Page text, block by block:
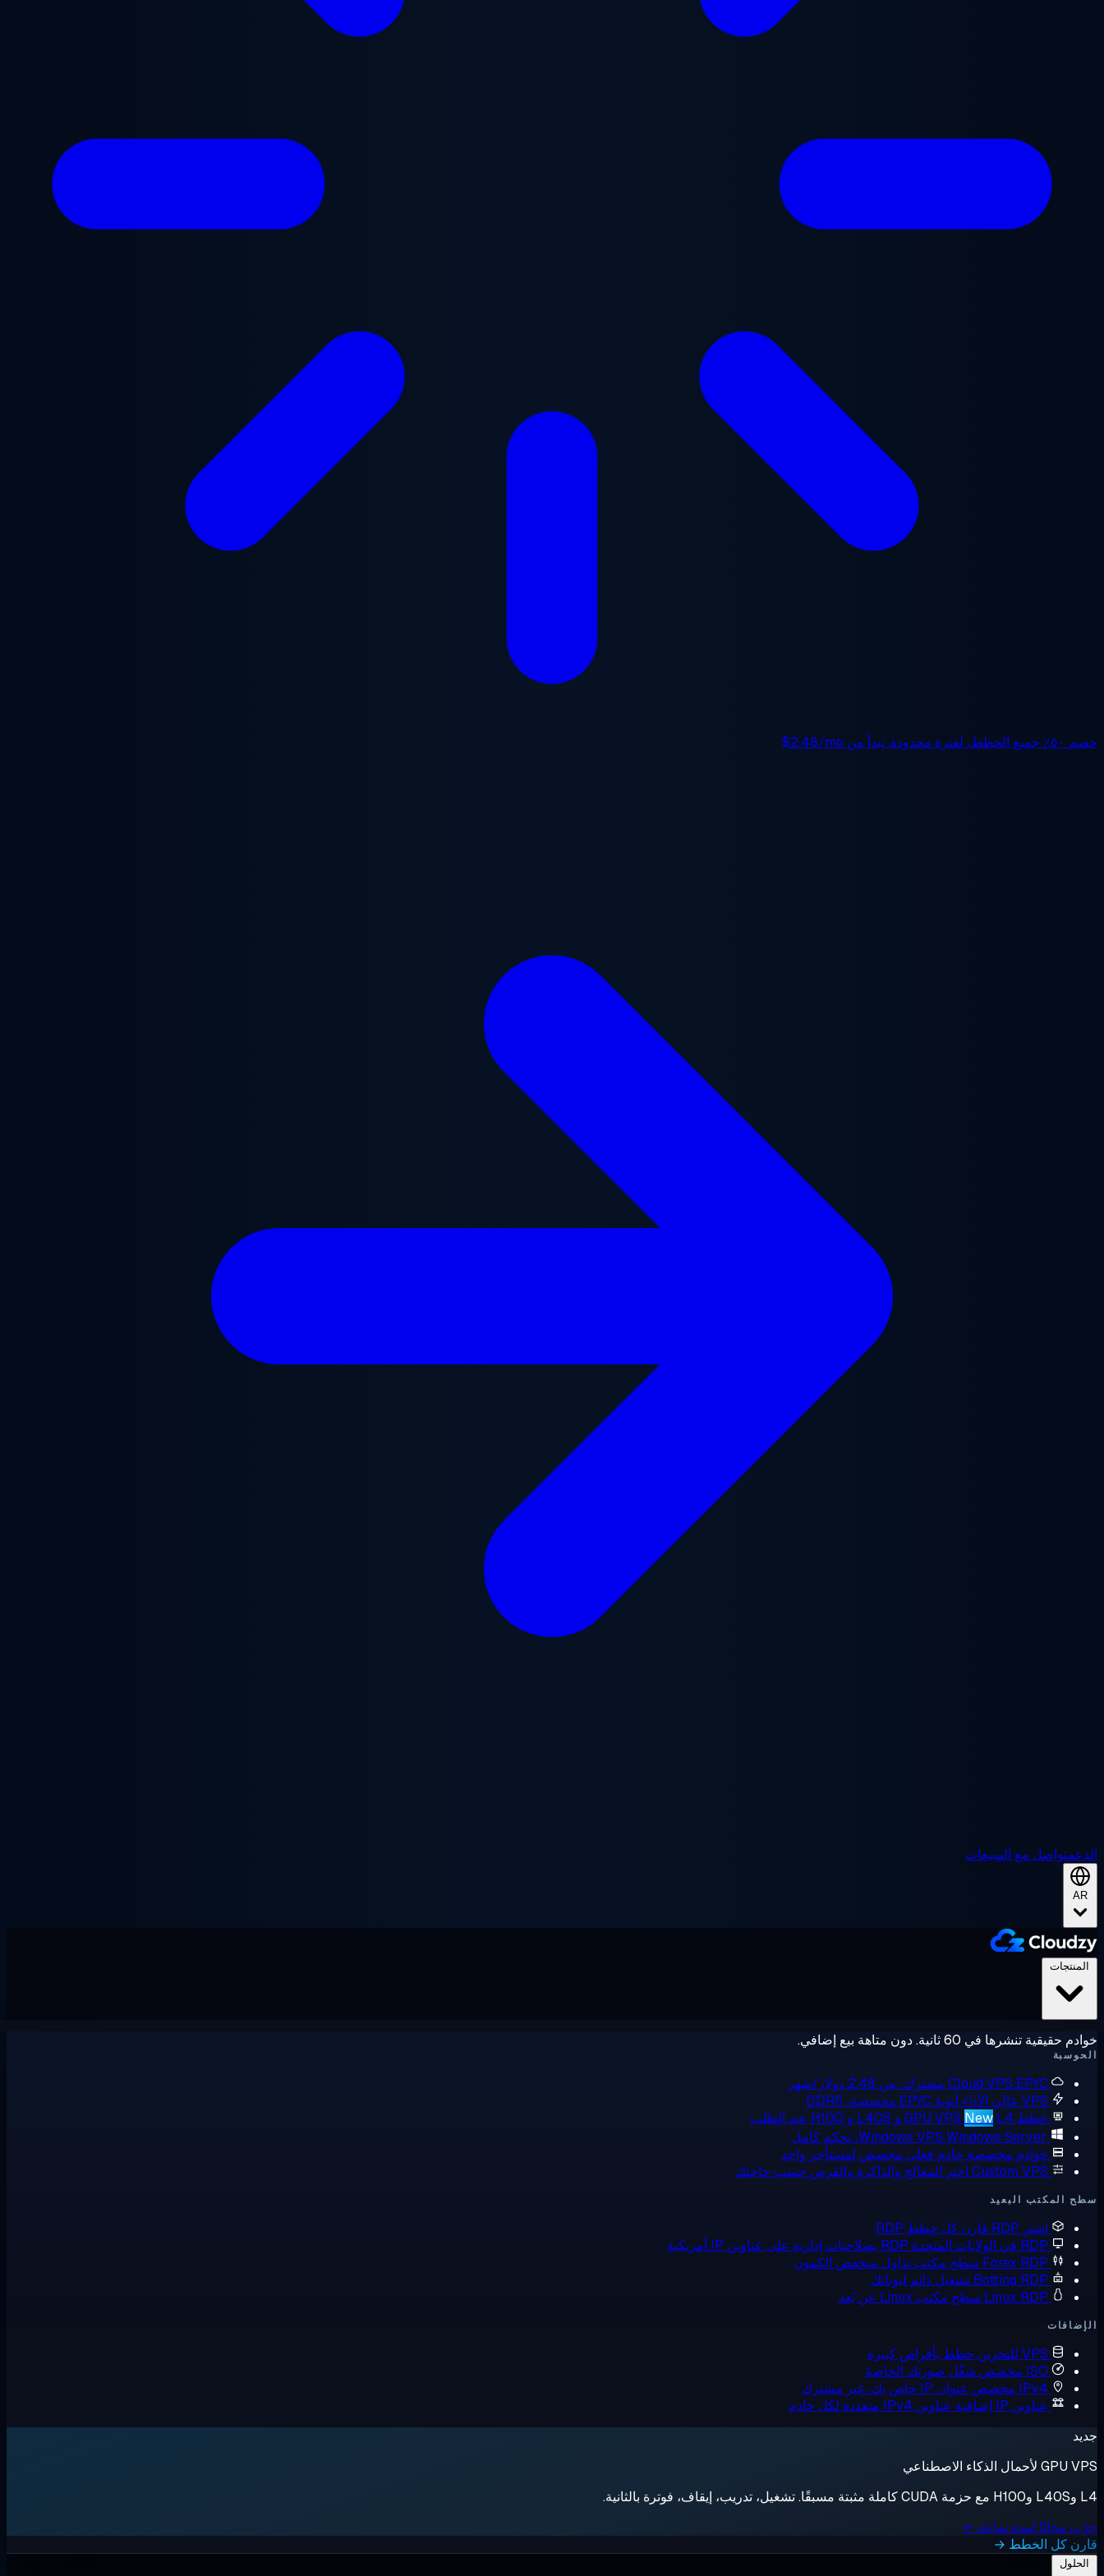
خصم ٥٠٪ جميع الخطط، لفترة محدودة. تبدأ من $2.48/mo
الدعمتواصل مع المبيعات
AR
المنتجات
خوادم حقيقية تنشرها في 60 ثانية. دون متاهة بيع إضافي.
الحوسبة
Cloud VPS EPYC مشترك، من 2.48 دولار/شهر
VPS عالي الأداء
أنوية EPYC مخصصة، DDR5
خطط GPU VPS
New L4 و L40S و H100 عند الطلب
Windows VPS Windows Server، تحكم كامل
خوادم مخصصة خادم فعلي مخصص لمستأجر واحد
Custom VPS اختر المعالج والذاكرة والقرص حسب حاجتك
سطح المكتب البعيد
اشترِ RDP
قارن كل خطط RDP
RDP في الولايات المتحدة
RDP بصلاحيات إدارية على عناوين IP أمريكية
Forex RDP سطح مكتب تداول منخفض الكمون
Botting RDP تشغيل دائم لبوتاتك
Linux RDP سطح مكتب Linux عن بُعد
الإضافات
VPS للتخزين
خطط بأقراص كبيرة
ISO مخصص
شغّل صورتك الخاصة
IPv4 مخصص
عنوان IP خاص بك، غير مشترك
عناوين IP إضافية
عناوين IPv4 متعددة لكل خادم
جديد
GPU VPS لأحمال الذكاء الاصطناعي
L4 وL40S وH100 مع حزمة CUDA كاملة مثبتة مسبقًا. تشغيل، تدريب، إيقاف، فوترة بالثانية.
جرّب مجانًا لمدة ساعة ←
قارن كل الخطط →
الحلول